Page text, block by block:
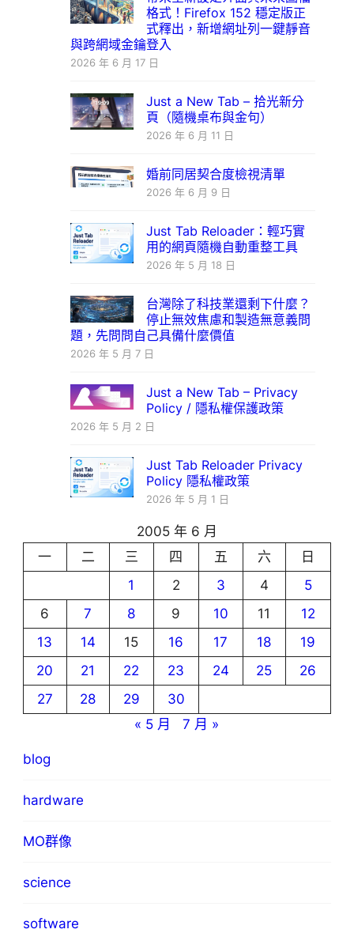
格式！Firefox 152 穩定版正
式釋出，新增網址列一鍵靜音
與跨網域金鑰登入
2026 年 6 月 17 日
Just a New Tab – 拾光新分
頁（隨機桌布與金句）
2026 年 6 月 11 日
婚前同居契合度檢視清單
2026 年 6 月 9 日
Just Tab Reloader：輕巧實
用的網頁隨機自動重整工具
2026 年 5 月 18 日
台灣除了科技業還剩下什麼？
停止無效焦慮和製造無意義問
題，先問問自己具備什麼價值
2026 年 5 月 7 日
Just a New Tab – Privacy
Policy / 隱私權保護政策
2026 年 5 月 2 日
Just Tab Reloader Privacy
Policy 隱私權政策
2026 年 5 月 1 日
2005 年 6 月
一
二 三 四 五 六
日
1
2 3 4
5
6
7 8 9 10 11
12
13
14 15 16 17 18
19
20
21 22 23 24 25
26
27
28 29
30
« 5 月
7 月 »
blog
hardware
MO群像
science
software